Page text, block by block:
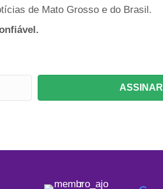
de Mato Grosso e do Brasil.
ASSINAR